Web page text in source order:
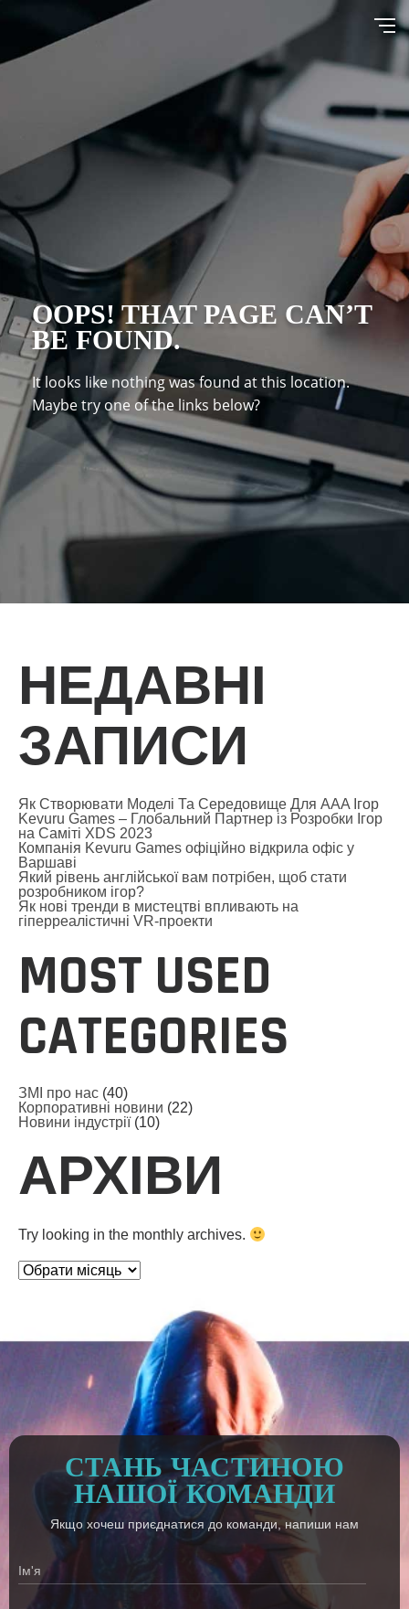
OOPS! THAT PAGE CAN’T
BE FOUND.
It looks like nothing was found at this location.
Maybe try one of the links below?
НЕДАВНІ
ЗАПИСИ
Як Створювати Моделі Та Середовище Для AAA Ігор
Kevuru Games – Глобальний Партнер із Розробки Ігор
на Саміті XDS 2023
Компанія Kevuru Games офіційно відкрила офіс у
Варшаві
Який рівень англійської вам потрібен, щоб стати
розробником ігор?
Як нові тренди в мистецтві впливають на
гіперреалістичні VR-проекти
MOST USED
CATEGORIES
ЗМІ про нас (40)
Корпоративні новини (22)
Новини індустрії(10)
АРХІВИ
Try looking in the monthly archives.
Архіви
СТАНЬ ЧАСТИНОЮ
НАШОЇ КОМАНДИ
Якщо хочеш приєднатися до команди, напиши нам
Ім'я